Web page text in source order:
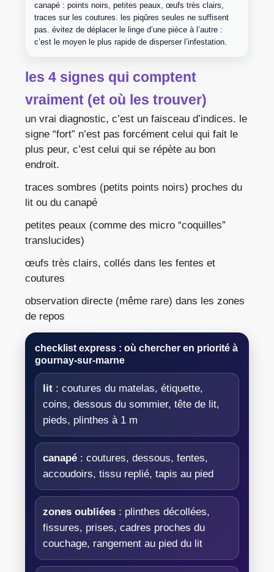
canapé : points noirs, petites peaux, œufs très clairs,
traces sur les coutures. les piqûres seules ne suffisent
pas. évitez de déplacer le linge d’une pièce à l’autre :
c’est le moyen le plus rapide de disperser l’infestation.
les 4 signes qui comptent
vraiment (et où les trouver)
un vrai diagnostic, c’est un faisceau d’indices. le
signe “fort” n’est pas forcément celui qui fait le
plus peur, c’est celui qui se répète au bon
endroit.
traces sombres (petits points noirs) proches du
lit ou du canapé
petites peaux (comme des micro “coquilles”
translucides)
œufs très clairs, collés dans les fentes et
coutures
observation directe (même rare) dans les zones
de repos
checklist express : où chercher en priorité à
gournay-sur-marne
lit : coutures du matelas, étiquette,
coins, dessous du sommier, tête de lit,
pieds, plinthes à 1 m
canapé : coutures, dessous, fentes,
accoudoirs, tissu replié, tapis au pied
zones oubliées : plinthes décollées,
fissures, prises, cadres proches du
couchage, rangement au pied du lit